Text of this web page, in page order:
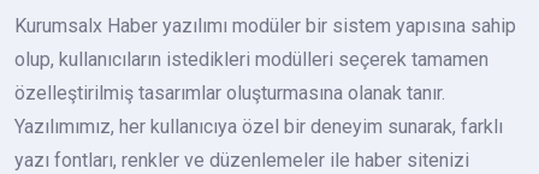
Kurumsalx Haber yazılımı modüler bir sistem yapısına sahip
olup, kullanıcıların istedikleri modülleri seçerek tamamen
özelleştirilmiş tasarımlar oluşturmasına olanak tanır.
Yazılımımız, her kullanıcıya özel bir deneyim sunarak, farklı
yazı fontları, renkler ve düzenlemeler ile haber sitenizi